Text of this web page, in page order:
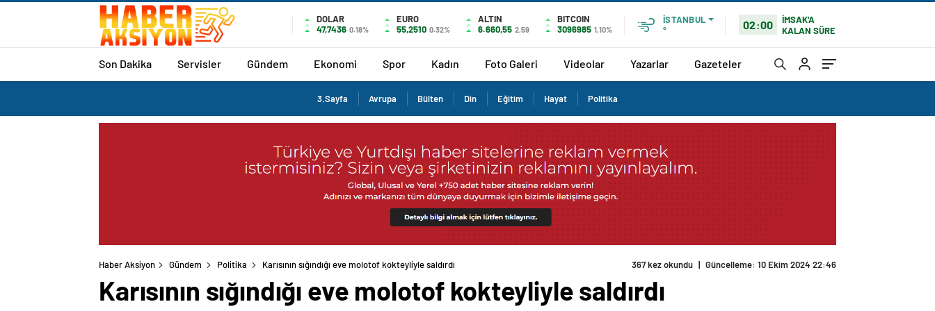
DOLAR
47,7436 0.18%
EURO
55,2510 0.32%
ALTIN
6.660,55 2,59
BITCOIN
3096985 1,10%
İSTANBUL
°
02:00
İMSAK'A
KALAN SÜRE
Son Dakika Servisler Gündem Ekonomi Spor Kadın Foto Galeri Videolar Yazarlar Gazeteler
3.Sayfa Avrupa Bülten Din Eğitim Hayat Politika
Haber Aksiyon Gündem Politika Karısının sığındığı eve molotof kokteyliyle saldırdı 367 kez okundu | Güncelleme: 10 Ekim 2024 22:46
Karısının sığındığı eve molotof kokteyliyle saldırdı